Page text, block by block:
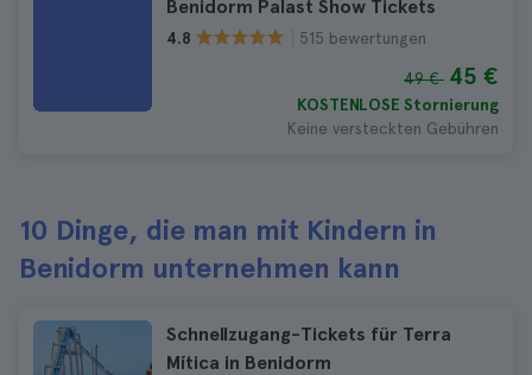
Benidorm Palast Show Tickets
4.8 515 bewertungen
49 € 45 €
KOSTENLOSE Stornierung
Keine versteckten Gebühren
10 Dinge, die man mit Kindern in
Benidorm unternehmen kann
Schnellzugang-Tickets für Terra
Mítica in Benidorm